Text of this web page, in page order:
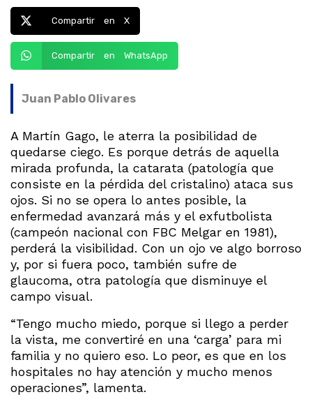
Compartir en X
Compartir en WhatsApp
Juan Pablo Olivares
A Martín Gago, le aterra la posibilidad de
quedarse ciego. Es porque detrás de aquella
mirada profunda, la catarata (patología que
consiste en la pérdida del cristalino) ataca sus
ojos. Si no se opera lo antes posible, la
enfermedad avanzará más y el exfutbolista
(campeón nacional con FBC Melgar en 1981),
perderá la visibilidad. Con un ojo ve algo borroso
y, por si fuera poco, también sufre de
glaucoma, otra patología que disminuye el
campo visual.
“Tengo mucho miedo, porque si llego a perder
la vista, me convertiré en una ‘carga’ para mi
familia y no quiero eso. Lo peor, es que en los
hospitales no hay atención y mucho menos
operaciones”, lamenta.